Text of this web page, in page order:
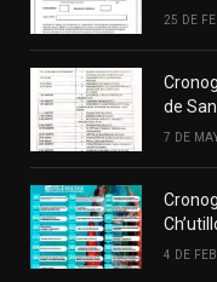
25 DE
de
7 DE
4 DE